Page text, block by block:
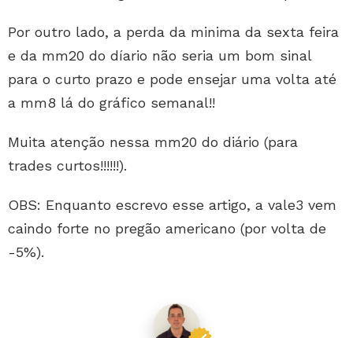
Por outro lado, a perda da minima da sexta feira
e da mm20 do díario não seria um bom sinal
para o curto prazo e pode ensejar uma volta até
a mm8 lá do gráfico semanal!!
Muita atenção nessa mm20 do diário (para
trades curtos!!!!!!).
OBS: Enquanto escrevo esse artigo, a vale3 vem
caindo forte no pregão americano (por volta de
-5%).